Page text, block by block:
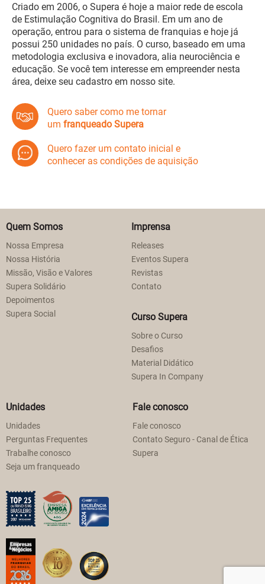
Criado em 2006, o Supera é hoje a maior rede de escola
de Estimulação Cognitiva do Brasil. Em um ano de
operação, entrou para o sistema de franquias e hoje já
possui 250 unidades no país. O curso, baseado em uma
metodologia exclusiva e inovadora, alia neurociência e
educação. Se você tem interesse em empreender nesta
área, deixe seu cadastro em nosso site.
Quero saber como me tornar
um franqueado Supera
Quero fazer um contato inicial e
conhecer as condições de aquisição
Quem Somos
Nossa Empresa
Nossa História
Missão, Visão e Valores
Supera Solidário
Depoimentos
Supera Social
Imprensa
Releases
Eventos Supera
Revistas
Contato
Curso Supera
Sobre o Curso
Desafios
Material Didático
Supera In Company
Unidades
Unidades
Perguntas Frequentes
Trabalhe conosco
Seja um franqueado
Fale conosco
Fale conosco
Contato Seguro - Canal de Ética
Supera